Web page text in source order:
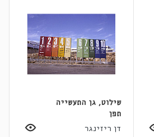
שילוט, גן התעשייה
תפן
דן ריזינגר